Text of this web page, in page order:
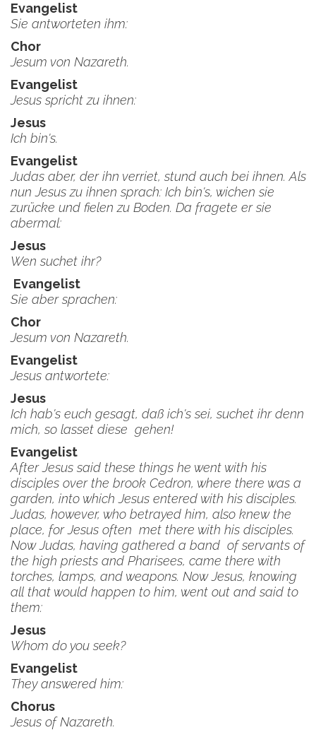
Evangelist
Sie antworteten ihm:
Chor
Jesum von Nazareth.
Evangelist
Jesus spricht zu ihnen:
Jesus
Ich bin's.
Evangelist
Judas aber, der ihn verriet, stund auch bei ihnen. Als
nun Jesus zu ihnen sprach: Ich bin's, wichen sie
zurücke und fielen zu Boden. Da fragete er sie
abermal:
Jesus
Wen suchet ihr?
Evangelist
Sie aber sprachen:
Chor
Jesum von Nazareth.
Evangelist
Jesus antwortete:
Jesus
Ich hab's euch gesagt, daß ich's sei, suchet ihr denn
mich, so lasset diese gehen!
Evangelist
After Jesus said these things he went with his
disciples over the brook Cedron, where there was a
garden, into which Jesus entered with his disciples.
Judas, however, who betrayed him, also knew the
place, for Jesus often met there with his disciples.
Now Judas, having gathered a band of servants of
the high priests and Pharisees, came there with
torches, lamps, and weapons. Now Jesus, knowing
all that would happen to him, went out and said to
them:
Jesus
Whom do you seek?
Evangelist
They answered him:
Chorus
Jesus of Nazareth.